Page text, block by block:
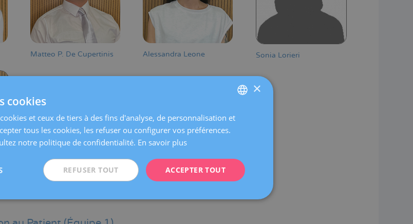
Matteo P. De Cupertinis Alessandra Leone Sonia Lorieri
SPANISH
CATALÀ
FRENCH
×
cookies
et ceux de tiers à des fins d'analyse, de personnalisation et
tous les cookies, les refuser ou configurer vos préférences.
notre politique de confidentialité. En savoir plus
ACCEPTER TOUT
REFUSER TOUT